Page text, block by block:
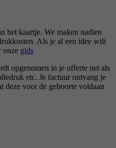
het kaartje. We maken nadien
Als je al een idee wilt
onze gids
opgenomen in je offerte net als
etc. Je factuur ontvang je
deze voor de geboorte voldaan